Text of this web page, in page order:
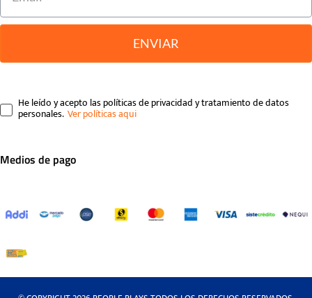
ENVIAR
He leído y acepto las políticas de privacidad y tratamiento de datos
personales.
Medios de pago